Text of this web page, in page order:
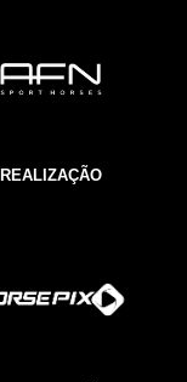
REALIZAÇÃO